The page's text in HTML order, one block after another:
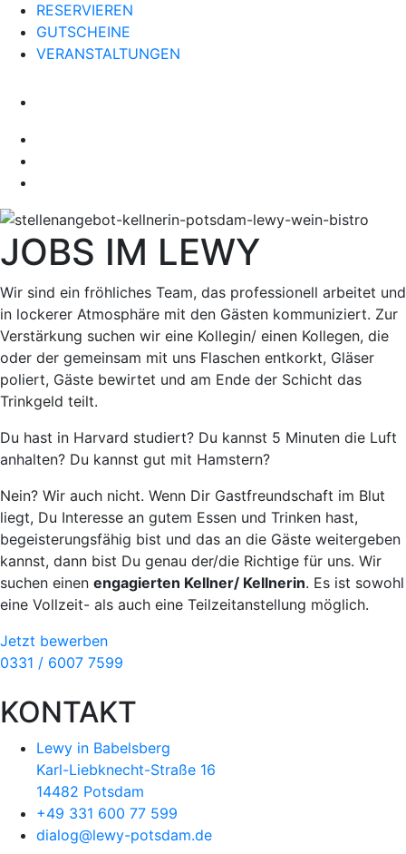
RESERVIEREN
GUTSCHEINE
VERANSTALTUNGEN
JOBS IM LEWY
Wir sind ein fröhliches Team, das professionell arbeitet und
in lockerer Atmosphäre mit den Gästen kommuni­ziert. Zur
Ver­stär­kung suchen wir eine Kollegin/ einen Kollegen, die
oder der gemeinsam mit uns Flaschen entkorkt, Gläser
poliert, Gäste bewirtet und am Ende der Schicht das
Trinkgeld teilt.
Du hast in Harvard studiert? Du kannst 5 Minuten die Luft
anhalten? Du kannst gut mit Hamstern?
Nein? Wir auch nicht. Wenn Dir Gast­freund­schaft im Blut
liegt, Du Interesse an gutem Essen und Trinken hast,
begeisterungsfähig bist und das an die Gäste weitergeben
kannst, dann bist Du genau der/die Richtige für uns. Wir
suchen einen engagierten Kellner/ Kellnerin. Es ist sowohl
eine Vollzeit- als auch eine Teil­zeit­an­stel­lung möglich.
Jetzt bewerben
0331 / 6007 7599
KONTAKT
Lewy in Babelsberg
Karl-Liebknecht-Straße 16
14482 Potsdam
+49 331 600 77 599
dialog@lewy-potsdam.de